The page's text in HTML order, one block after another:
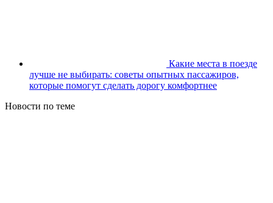
Какие места в поезде
лучше не выбирать: советы опытных пассажиров,
которые помогут сделать дорогу комфортнее
Новости по теме